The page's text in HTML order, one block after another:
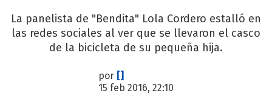
La panelista de "Bendita" Lola Cordero estalló en
las redes sociales al ver que se llevaron el casco
de la bicicleta de su pequeña hija.
por []
15 feb 2016, 22:10